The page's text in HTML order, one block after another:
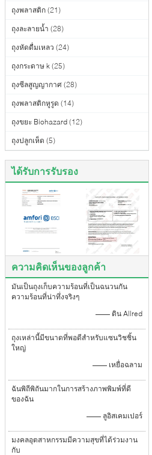
ถุงพลาสติก (21)
ถุงละลายน้ำ (28)
ถุงหัดดื่มเหลว (24)
ถุงกระดาษ k (25)
ถุงซีลสูญญากาศ (28)
ถุงพลาสติกหูรูด (14)
ถุงขยะ Biohazard (12)
ถุงปลูกเห็ด (5)
ได้รับการรับรอง
ความคิดเห็นของลูกค้า
มันเป็นถุงเก็บความร้อนที่เป็นฉนวนกัน
ความร้อนที่น่าทึ่งจริงๆ
—— ดิน Allred
ถุงเหล่านี้มีขนาดที่พอดีสำหรับแซนวิชชิ้น
ใหญ่
—— เหยื่อฉลาม
ฉันพิถีพิถันมากในการสร้างภาพพิมพ์ที่ดี
ของฉัน
—— ลูอิสเคมเปอร์
มงคลอุตสาหกรรมมีความสุขที่ได้ร่วมงาน
กับ